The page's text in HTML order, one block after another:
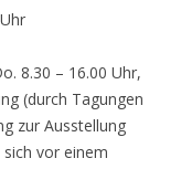
8.30 – 16.00 Uhr,
(durch Tagungen
zur Ausstellung
vor einem